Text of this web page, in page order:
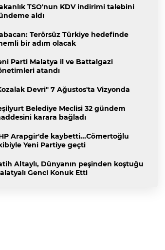
TSO'nun KDV indirimi talebini
aldı
Terörsüz Türkiye hedefinde
bir adım olacak
Parti Malatya il ve Battalgazi
atandı
Devri" 7 Ağustos'ta Vizyonda
Belediye Meclisi 32 gündem
karara bağladı
Arapgir'de kaybetti...Cömertoğlu
Yeni Partiye geçti
Altaylı, Dünyanın peşinden koştuğu
Genci Konuk Etti